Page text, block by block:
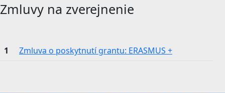
Zmluvy na zverejnenie
1 Zmluva o poskytnutí grantu: ERASMUS +